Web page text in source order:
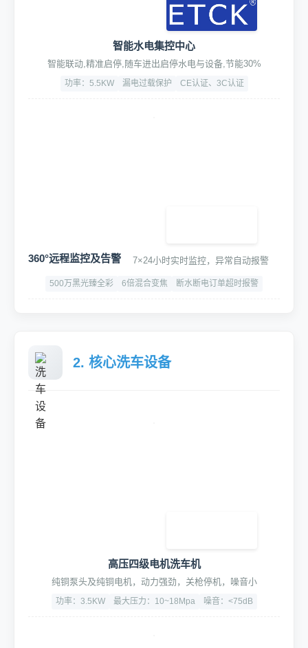
智能水电集控中心
智能联动,精准启停,随车进出启停水电与设备,节能30%
功率：5.5KW 漏电过载保护 CE认证、3C认证
360°远程监控及告警 7×24小时实时监控，异常自动报警
500万黑光臻全彩 6倍混合变焦 断水断电订单超时报警
2. 核心洗车设备
高压四级电机洗车机
纯铜泵头及纯铜电机，动力强劲，关枪停机，噪音小
功率：3.5KW 最大压力：10~18Mpa 噪音：<75dB